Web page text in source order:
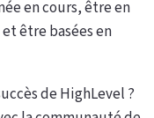
en cours, être en
être basées en
de HighLevel ?